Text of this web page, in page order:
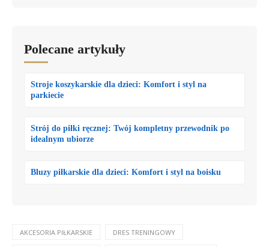
Polecane artykuły
Stroje koszykarskie dla dzieci: Komfort i styl na
parkiecie
Strój do piłki ręcznej: Twój kompletny przewodnik po
idealnym ubiorze
Bluzy piłkarskie dla dzieci: Komfort i styl na boisku
AKCESORIA PIŁKARSKIE DRES TRENINGOWY